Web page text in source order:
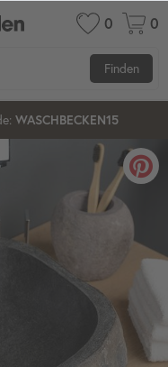
0 0
Finden
- Code:XXL-20